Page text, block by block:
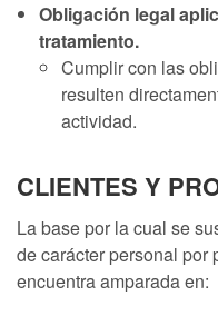
Obligación legal
tratamiento.
Cumplir con las
resulten
actividad.
CLIENTES Y
La base por la cual se
de carácter personal por
encuentra amparada en: